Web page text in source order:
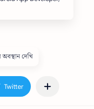
দেখি